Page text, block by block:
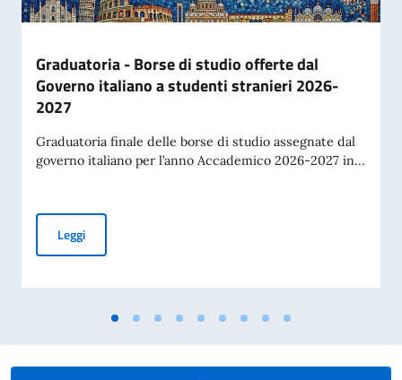
Graduatoria - Borse di studio offerte dal
Governo italiano a studenti stranieri 2026-
2027
Graduatoria finale delle borse di studio assegnate dal
governo italiano per l’anno Accademico 2026-2027 in...
LeggiGraduatoria - Borse di studio offerte dal Governo italiano